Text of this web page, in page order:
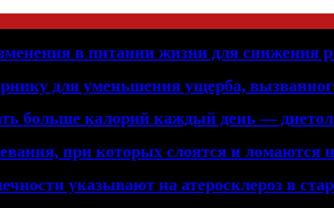
в питании жизни для снижения
для уменьшения ущерба,
больше калорий каждый день —
при которых слоятся и ломаются
указывают на атеросклероз в